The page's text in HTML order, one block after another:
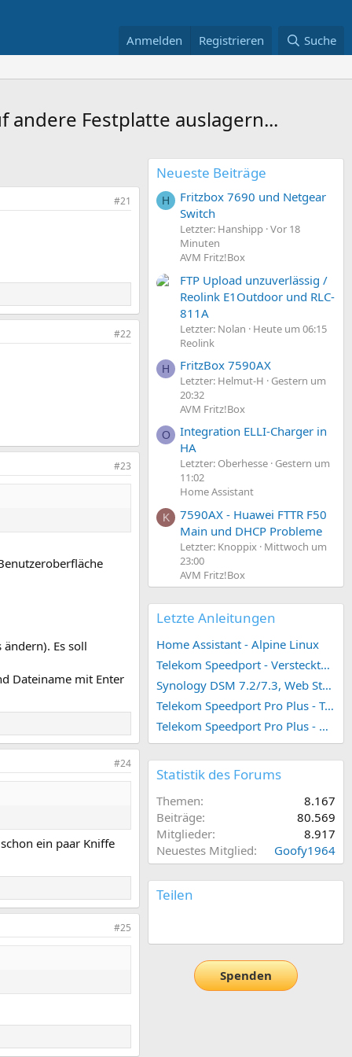
Anmelden Registrieren Suche
andere Festplatte auslagern...
#21
#22
#23
Es soll
Dateiname mit Enter
#24
ein paar Kniffe
#25
Neueste Beiträge
H
Fritzbox 7690 und Netgear
Switch
Letzter: Hanshipp Vor 18
Minuten
AVM Fritz!Box
FTP Upload unzuverlässig /
Reolink E1Outdoor und RLC-
811A
Letzter: Nolan
Heute um 06:15
Reolink
H FritzBox 7590AX
Letzter: Helmut-H
Gestern um
20:32
AVM Fritz!Box
O
Integration ELLI-Charger in
HA
Letzter: Oberhesse Gestern um
11:02
Home Assistant
K
7590AX - Huawei FTTR F50
Main und DHCP Probleme
Letzter: Knoppix
Mittwoch um
23:00
AVM Fritz!Box
Letzte Anleitungen
Home Assistant - Alpine Linux
Telekom Speedport - Versteckte Konfigurationen
Synology DSM 7.2/7.3, Web Station 4, Webdienst und Webportal erstellen (ehemals vHost)
Telekom Speedport Pro Plus - Telefonie einrichten
Telekom Speedport Pro Plus - Netzwerk einrichten
Statistik des Forums
Themen
8.167
Beiträge
80.569
Mitglieder
8.917
Neuestes Mitglied
Goofy1964
Teilen
Spenden